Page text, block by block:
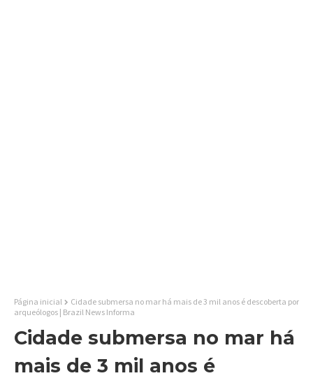
Página inicial
Cidade submersa no mar há mais de 3 mil anos é descoberta por
arqueólogos | Brazil News Informa
Cidade submersa no mar há
mais de 3 mil anos é